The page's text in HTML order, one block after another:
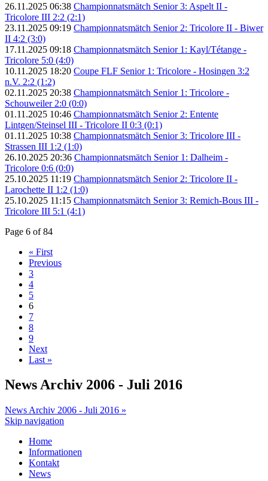
26.11.2025 06:38 Championnatsmätch Senior 3: Aspelt II -
Tricolore III 2:2 (2:1)
23.11.2025 09:19 Championnatsmätch Senior 2: Tricolore II - Biwer
II 4:2 (3:0)
17.11.2025 09:18 Championnatsmätch Senior 1: Kayl/Tétange -
Tricolore 5:0 (4:0)
10.11.2025 18:20 Coupe FLF Senior 1: Tricolore - Hosingen 3:2
n.V. 2:2 (1:2)
02.11.2025 20:38 Championnatsmätch Senior 1: Tricolore -
Schouweiler 2:0 (0:0)
01.11.2025 10:46 Championnatsmätch Senior 2: Entente
Lintgen/Steinsel III - Tricolore II 0:3 (0:1)
01.11.2025 10:38 Championnatsmätch Senior 3: Tricolore III -
Strassen III 1:2 (1:0)
26.10.2025 20:36 Championnatsmätch Senior 1: Dalheim -
Tricolore 0:6 (0:0)
25.10.2025 11:19 Championnatsmätch Senior 2: Tricolore II -
Larochette II 1:2 (1:0)
25.10.2025 11:15 Championnatsmätch Senior 3: Remich-Bous III -
Tricolore III 5:1 (4:1)
Page 6 of 84
« First
Previous
3
4
5
6
7
8
9
Next
Last »
News Archiv 2006 - Juli 2016
News Archiv 2006 - Juli 2016 »
Skip navigation
Home
Informationen
Kontakt
News